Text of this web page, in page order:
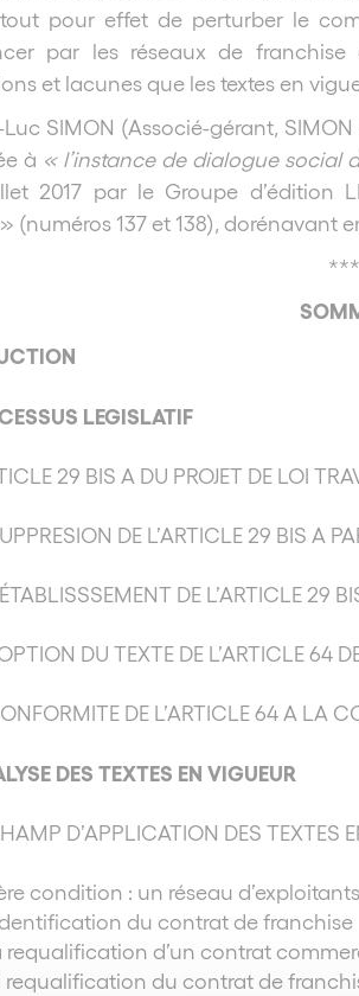
pour effet de perturber le
par les réseaux de franchise
et lacunes que les textes en
SIMON (Associé-gérant,
à « l’instance de dialogue social
2017 par le Groupe d’édition
(numéros 137 et 138), dorénavant
LEGISLATIF
29 BIS A DU PROJET DE LOI
DE L’ARTICLE 29 BIS A
DE L’ARTICLE 29
DU TEXTE DE L’ARTICLE 64
DE L’ARTICLE 64 A LA
DES TEXTES EN VIGUEUR
D’APPLICATION DES TEXTES
condition : un réseau
du contrat de franchise
requalification d’un contrat
requalification du contrat de